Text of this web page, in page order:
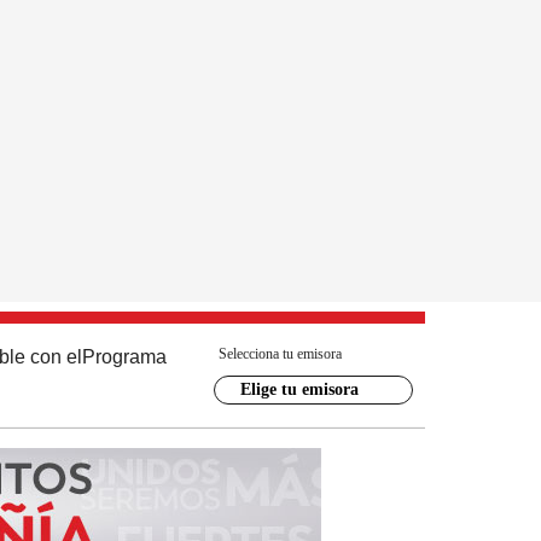
con el Programa Selecciona tu emisora
Elige tu emisora